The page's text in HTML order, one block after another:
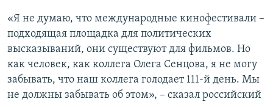
«Я не думаю, что международные кинофестивали –
подходящая площадка для политических
высказываний, они существуют для фильмов. Но
как человек, как коллега Олега Сенцова, я не могу
забывать, что наш коллега голодает 111-й день. Мы
не должны забывать об этом», – сказал российский